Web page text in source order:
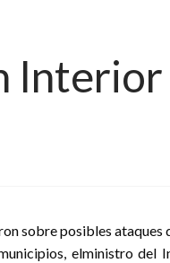
Interior
sobre posibles ataques
elministro del